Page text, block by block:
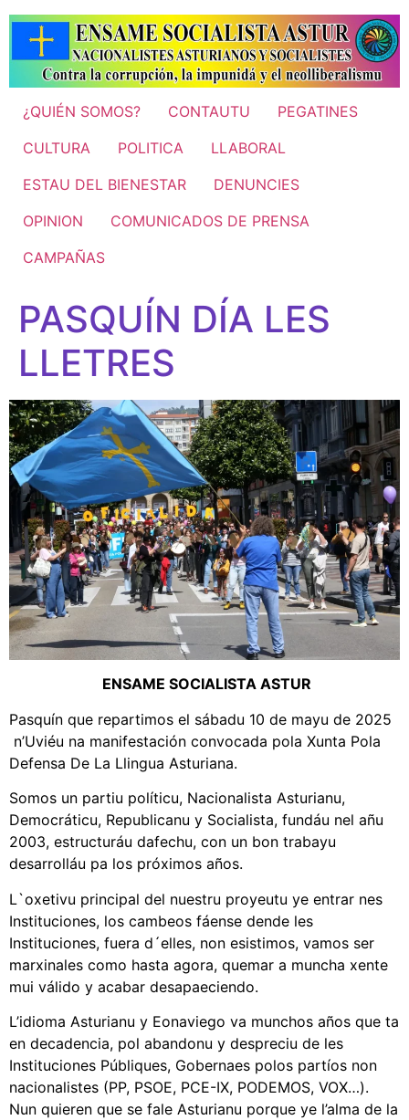
contenido
¿QUIÉN SOMOS? CONTAUTU
PEGATINES
CULTURA
POLITICA
LLABORAL
ESTAU DEL BIENESTAR
DENUNCIES
OPINION
COMUNICADOS DE PRENSA
CAMPAÑAS
PASQUÍN DÍA LES
LLETRES
ENSAME SOCIALISTA ASTUR
Pasquín que repartimos el sábadu 10 de mayu de 2025
n’Uviéu na manifestación convocada pola Xunta Pola
Defensa De La Llingua Asturiana.
Somos un partiu políticu, Nacionalista Asturianu,
Democráticu, Republicanu y Socialista, fundáu nel añu
2003, estructuráu dafechu, con un bon trabayu
desarrolláu pa los próximos años.
L`oxetivu principal del nuestru proyeutu ye entrar nes
Instituciones, los cambeos fáense dende les
Instituciones, fuera d´elles, non esistimos, vamos ser
marxinales como hasta agora, quemar a muncha xente
mui válido y acabar desapaeciendo.
L’idioma Asturianu y Eonaviego va munchos años que ta
en decadencia, pol abandonu y despreciu de les
Instituciones Públiques, Gobernaes polos partíos non
nacionalistes (PP, PSOE, PCE-IX, PODEMOS, VOX…).
Nun quieren que se fale Asturianu porque ye l’alma de la